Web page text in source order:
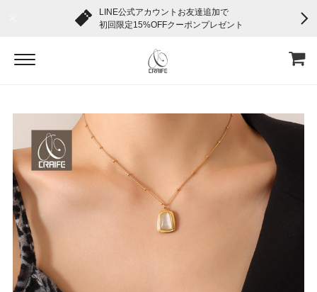
LINE公式アカウントお友達追加で
初回限定15%OFFクーポンプレゼント